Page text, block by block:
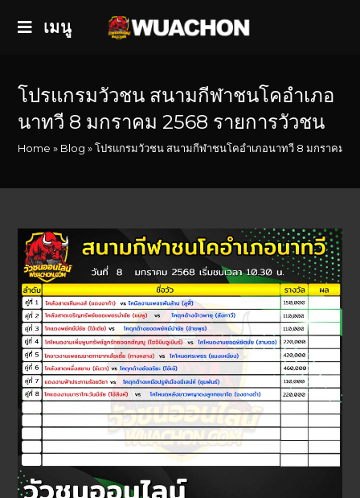
เมนู
โปรแกรมวัวชน สนามกีฬาชนโคอำเภอ
นาทวี 8 มกราคม 2568 รายการวัวชน
Home » Blog »โปรแกรมวัวชน สนามกีฬาชนโคอำเภอนาทวี 8 มกราคม